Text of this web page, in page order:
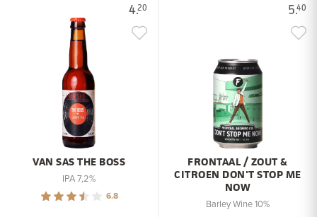
4.20
VAN SAS THE BOSS
IPA 7,2%
6.8
5.40
FRONTAAL / ZOUT &
CITROEN DON'T STOP ME
NOW
Barley Wine 10%